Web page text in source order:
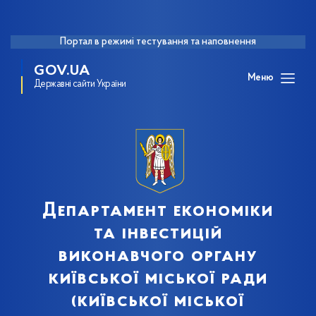
Портал в режимі тестування та наповнення
GOV.UA
Державні сайти України
Меню
Департамент економіки
та інвестицій
виконавчого органу
київської міської ради
(київської міської